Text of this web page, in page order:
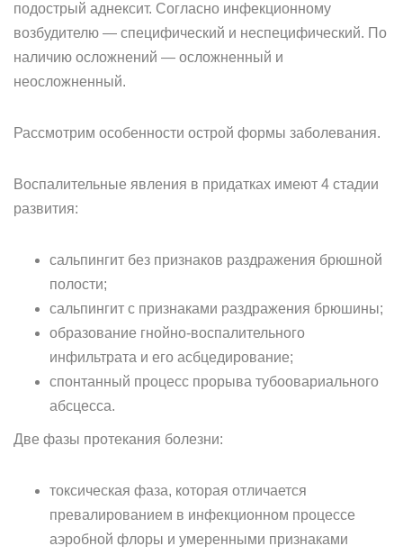
подострый аднексит. Согласно инфекционному
возбудителю — специфический и неспецифический. По
наличию осложнений — осложненный и
неосложненный.
Рассмотрим особенности острой формы заболевания.
Воспалительные явления в придатках имеют 4 стадии
развития:
сальпингит без признаков раздражения брюшной
полости;
сальпингит с признаками раздражения брюшины;
образование гнойно-воспалительного
инфильтрата и его асбцедирование;
спонтанный процесс прорыва тубоовариального
абсцесса.
Две фазы протекания болезни:
токсическая фаза, которая отличается
превалированием в инфекционном процессе
аэробной флоры и умеренными признаками